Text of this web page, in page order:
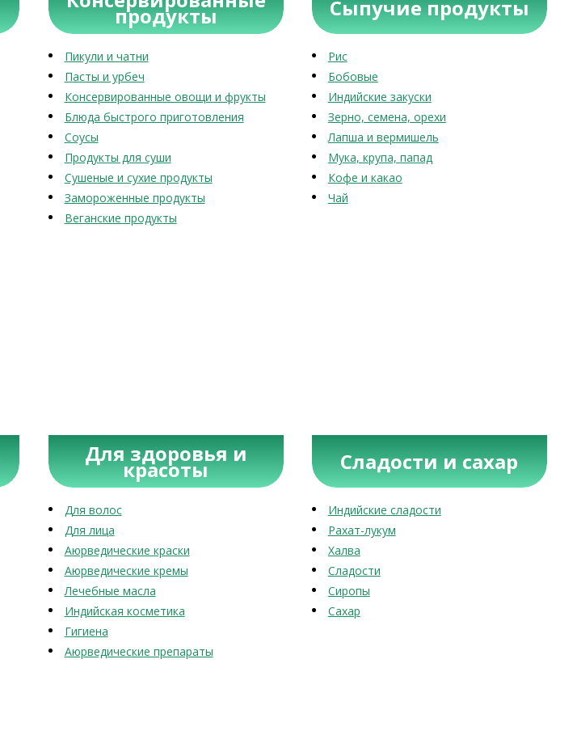
продукты
Пикули и чатни
Пасты и урбеч
Консервированные овощи и фрукты
Блюда быстрого приготовления
Соусы
Продукты для суши
Сушеные и сухие продукты
Замороженные продукты
Веганские продукты
Сыпучие продукты
Рис
Бобовые
Индийские закуски
Зерно, семена, орехи
Лапша и вермишель
Мука, крупа, папад
Кофе и какао
Чай
Для здоровья и
красоты
Для волос
Для лица
Аюрведические краски
Аюрведические кремы
Лечебные масла
Индийская косметика
Гигиена
Аюрведические препараты
Сладости и сахар
Индийские сладости
Рахат-лукум
Халва
Сладости
Сиропы
Сахар